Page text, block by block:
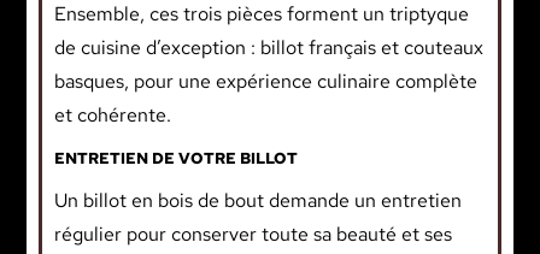
Ensemble, ces trois pièces forment un triptyque
de cuisine d’exception : billot français et couteaux
basques, pour une expérience culinaire complète
et cohérente.
ENTRETIEN DE VOTRE BILLOT
Un billot en bois de bout demande un entretien
régulier pour conserver toute sa beauté et ses